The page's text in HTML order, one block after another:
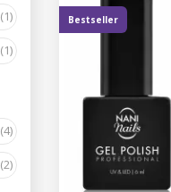
(1)
(1)
(4)
(2)
Bestseller